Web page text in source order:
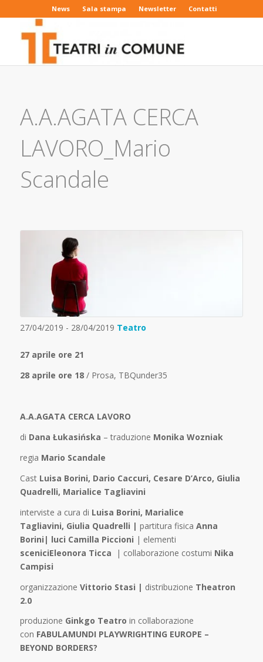
News Sala stampa Newsletter Contatti
A.A.AGATA CERCA
LAVORO_Mario
Scandale
27/04/2019 - 28/04/2019 Teatro
27 aprile ore 21
28 aprile ore 18/ Prosa, TBQunder35
A.A.AGATA CERCA LAVORO
di Dana Łukasińska – traduzione Monika Wozniak
regia Mario Scandale
Cast Luisa Borini, Dario Caccuri, Cesare D’Arco, Giulia
Quadrelli, Marialice Tagliavini
interviste a cura di Luisa Borini, Marialice
Tagliavini, Giulia Quadrelli | partitura fisica Anna
Borini| luci Camilla Piccioni | elementi
sceniciEleonora Ticca | collaborazione costumi Nika
Campisi
organizzazione Vittorio Stasi | distribuzione Theatron
2.0
produzione Ginkgo Teatro in collaborazione
con FABULAMUNDI PLAYWRIGHTING EUROPE –
BEYOND BORDERS?